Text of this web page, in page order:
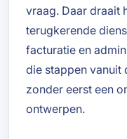
vraag. Daar draait
terugkerende
facturatie en
die stappen vanuit
zonder eerst een
ontwerpen.